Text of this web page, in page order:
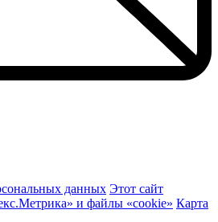
данных Этот сайт
и файлы «cookie» Карта